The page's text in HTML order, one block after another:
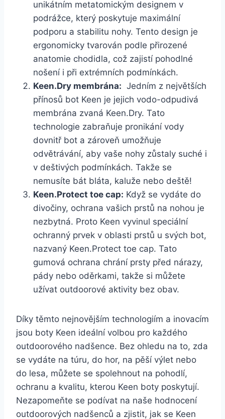
unikátním metatomickým ‍designem‍ v
⁤podrážce,⁣ který poskytuje maximální ​
podporu a⁤ stabilitu nohy. Tento design je
ergonomicky tvarován ⁣podle přirozené
anatomie chodidla,‌ což zajistí pohodlné
nošení​ i při ⁣extrémních podmínkách.
Keen.Dry membrána: ⁣ Jedním z největších
přínosů bot ⁢Keen je jejich vodo-odpudivá
membrána zvaná ⁤Keen.Dry.‍ Tato⁣
technologie zabraňuje‍ pronikání ⁤vody
dovnitř bot a zároveň umožňuje⁢
odvětrávání,​ aby vaše nohy zůstaly ⁢suché i
v deštivých podmínkách. ‍Takže se
nemusíte bát bláta, kaluže ⁣nebo ‍deště!
Keen.Protect toe cap: Když se vydáte ​do
divočiny,⁢ ochrana vašich prstů na nohou je ​
nezbytná. Proto⁣ Keen vyvinul speciální
ochranný⁢ prvek v oblasti prstů u⁣ svých bot,
nazvaný Keen.Protect‍ toe cap. Tato
‍gumová ochrana⁢ chrání⁤ prsty před nárazy,
pády‌ nebo oděrkami,‍ takže si můžete
užívat outdoorové aktivity bez obav.
Díky‍ těmto​ nejnovějším technologiím a⁣ inovacím‍
jsou ⁢boty Keen​ ideální volbou pro každého
outdoorového⁤ nadšence. Bez ohledu na to, ‍zda
se vydáte na túru, ‍do hor, na ​pěší výlet nebo
do⁤ lesa, můžete se spolehnout na ⁢pohodlí,
ochranu ‍a kvalitu, kterou ⁣Keen ⁣boty⁣ poskytují.
Nezapomeňte se podívat na naše hodnocení
outdoorových ‌nadšenců a zjistit, jak se⁢ Keen